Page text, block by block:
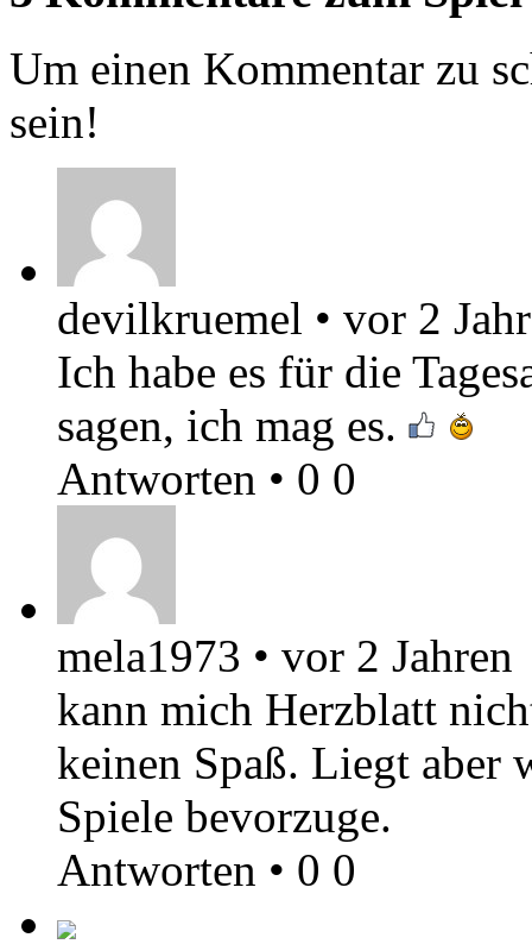
Um einen Kommentar zu
sein!
devilkruemel • vor 2
Ich habe es für die
sagen, ich mag es.
Antworten • 0 0
mela1973 • vor 2 Jahren
kann mich Herzblatt
keinen Spaß. Liegt aber
Spiele bevorzuge.
Antworten • 0 0